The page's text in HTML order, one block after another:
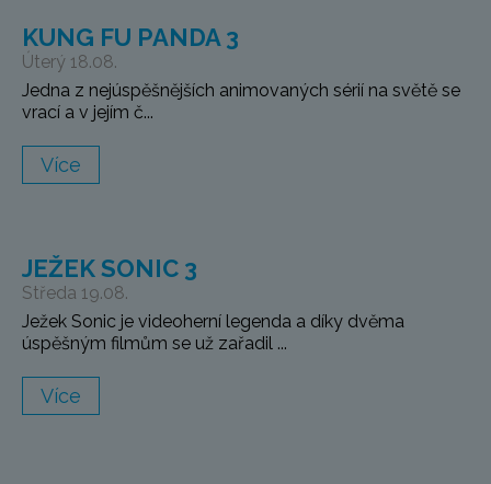
KUNG FU PANDA 3
Úterý 18.08.
Jedna z nejúspěšnějších animovaných sérií na světě se
vrací a v jejím č...
Více
JEŽEK SONIC 3
Středa 19.08.
Ježek Sonic je videoherní legenda a díky dvěma
úspěšným filmům se už zařadil ...
Více